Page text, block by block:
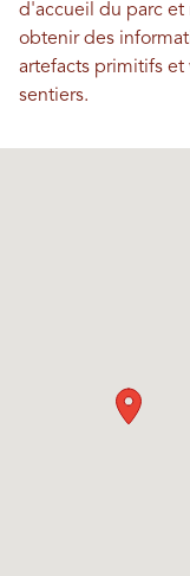
d'accueil du parc et
obtenir des
artefacts primitifs et
sentiers.